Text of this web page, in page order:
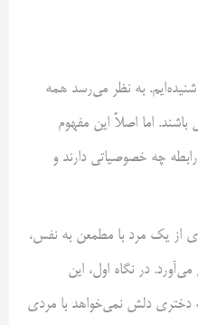
شنیده‌ایم. به نظر می‌رسد همه
باشند. اما اصلاً این مفهوم
چه خصوصیاتی دارند و
از یک مرد با مطمعن به ‌نفس،
در نگاه اول، این
دختری دلش نمی‌خواهد با مردی